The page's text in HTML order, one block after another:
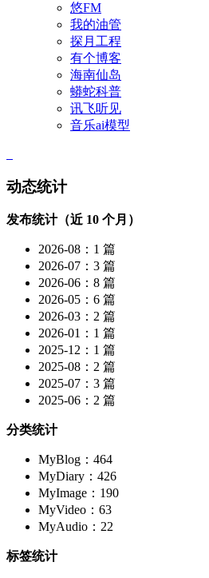
悠FM
我的油管
探月工程
有个博客
海南仙岛
蟒蛇科普
讯飞听见
音乐ai模型
动态统计
发布统计（近 10 个月）
2026-08：1 篇
2026-07：3 篇
2026-06：8 篇
2026-05：6 篇
2026-03：2 篇
2026-01：1 篇
2025-12：1 篇
2025-08：2 篇
2025-07：3 篇
2025-06：2 篇
分类统计
MyBlog：464
MyDiary：426
MyImage：190
MyVideo：63
MyAudio：22
标签统计